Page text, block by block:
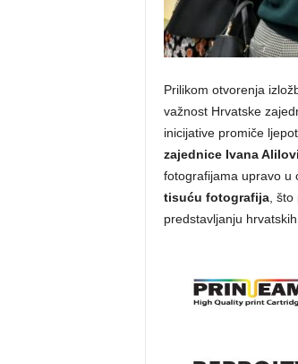
Prilikom otvorenja
važnost Hrvatske
inicijative promiče
zajednice Ivana
fotografijama upravo u
tisuću fotografija, što
predstavljanju hrvatskih